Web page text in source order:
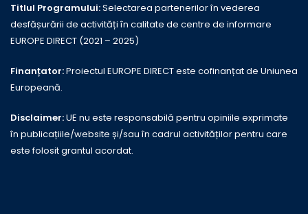
Titlul Programului:Selectarea partenerilor în vederea
desfășurării de activități în calitate de centre de informare
EUROPE DIRECT (2021 – 2025)
Finanțator:Proiectul EUROPE DIRECT este cofinanțat de Uniunea
Europeană.
Disclaimer:UE nu este responsabilă pentru opiniile exprimate
în publicațiile/website și/sau în cadrul activităților pentru care
este folosit grantul acordat.